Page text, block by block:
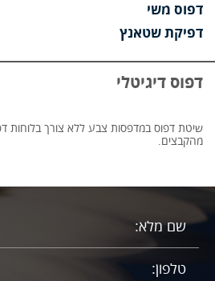
דפוס משי
דפיקת שטאנץ
דפוס דיגיטלי
שיטת דפוס במדפסות צבע ללא צורך בלוחות
מהקבצים.